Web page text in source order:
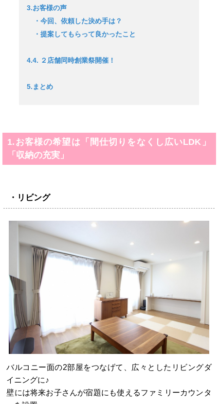
3.お客様の声
・今回、依頼した決め手は？
・提案してもらって良かったこと
4.4. ２店舗同時創業祭開催！
5.まとめ
1.お客様の希望は「間仕切りをなくし広いLDK」
「収納の充実」
・リビング
バルコニー面の2部屋をつなげて、広々としたリビングダ
イニングに♪
壁には将来お子さんが宿題にも使えるファミリーカウンタ